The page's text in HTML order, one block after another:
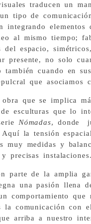
traducen un
tipo de
integrando elementos
al mismo tiempo;
del espacio,
presente, no solo
cuando en
que asociamos
que se implica
esculturas que lo
Nómadas, donde
Aquí la tensión
muy medidas y
precisas
parte de la amplia
una pasión llena
comportamiento que
la comunicación con
arriba a nuestro